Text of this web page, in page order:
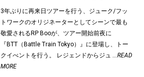
3年ぶりに再来日ツアーを行う、ジューク/フッ
トワークのオリジネーターとしてシーンで最も
敬愛されるRP Booが、ツアー開始前夜に
『BTT（Battle Train Tokyo）』に登場し、トー
クイべントを行う。 レジェンドからジュ ...READ
MORE